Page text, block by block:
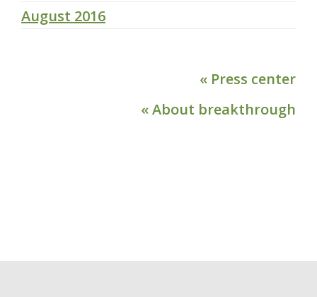
August 2016
« Press center
« About breakthrough